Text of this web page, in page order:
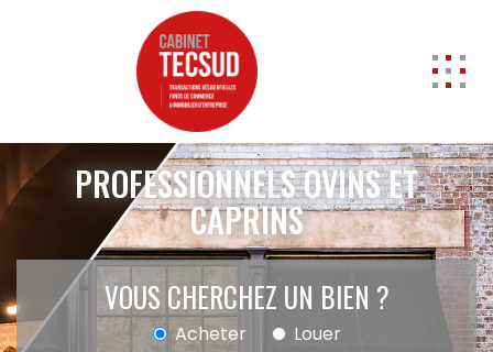
ACCUEIL
ACHETER
Professionnels
Entrepôts
A vendre
Locaux commerciaux
A vendre
PROFESSIONNELS OVINS ET
CAPRINS
VOUS CHERCHEZ UN BIEN ?
Acheter Louer